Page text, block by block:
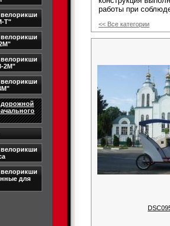
Т"
2М"
для
работы при
<< Все категории